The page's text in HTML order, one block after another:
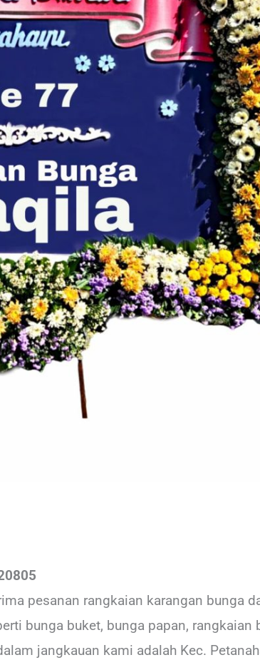
pesanan rangkaian karangan bunga
bunga buket, bunga papan, rangkaian
jangkauan kami adalah Kec.